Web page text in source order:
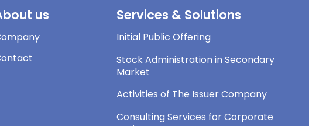
us Services & Solutions
Initial Public Offering
Stock Administration in Secondary
Market
Activities of The Issuer Company
Consulting Services for Corporate